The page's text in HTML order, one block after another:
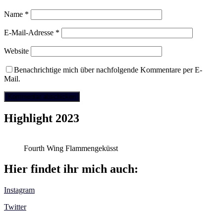
Name *
E-Mail-Adresse *
Website
Benachrichtige mich über nachfolgende Kommentare per E-
Mail.
Highlight 2023
Fourth Wing Flammengeküsst
Hier findet ihr mich auch:
Instagram
Twitter